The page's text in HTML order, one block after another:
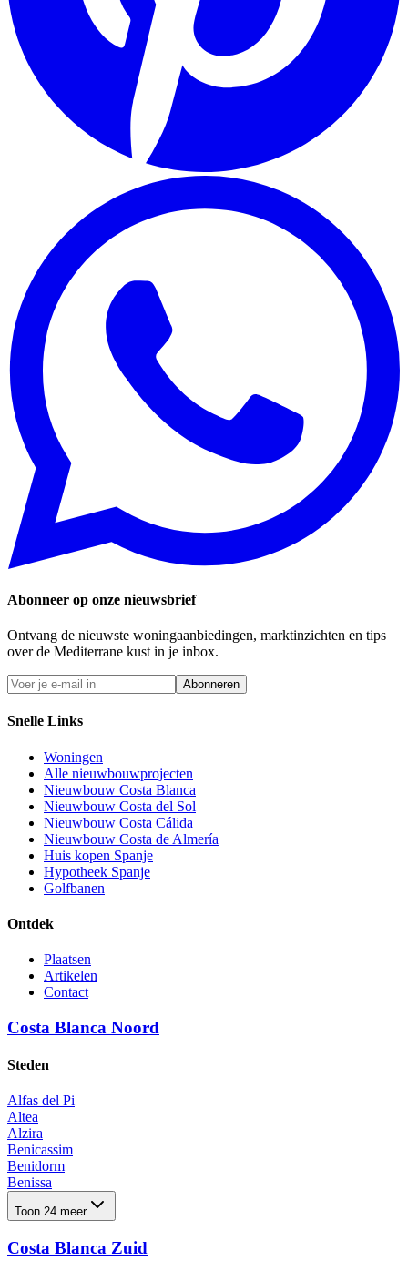
Abonneer op onze nieuwsbrief
Ontvang de nieuwste woningaanbiedingen, marktinzichten en tips
over de Mediterrane kust in je inbox.
Abonneren
Snelle Links
Woningen
Alle nieuwbouwprojecten
Nieuwbouw Costa Blanca
Nieuwbouw Costa del Sol
Nieuwbouw Costa Cálida
Nieuwbouw Costa de Almería
Huis kopen Spanje
Hypotheek Spanje
Golfbanen
Ontdek
Plaatsen
Artikelen
Contact
Costa Blanca Noord
Steden
Alfas del Pi
Altea
Alzira
Benicassim
Benidorm
Benissa
Benitachell
Calpe
El Campello
Toon 24 meer
Costa Blanca Zuid